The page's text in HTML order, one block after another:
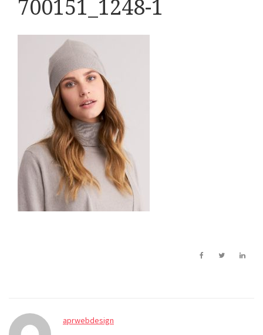
700151_1248-1
aprwebdesign